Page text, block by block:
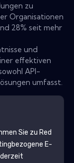
zu
Organisationen
28% seit mehr
und
effektiven
API-
umfasst.
Sie zu Red
E-